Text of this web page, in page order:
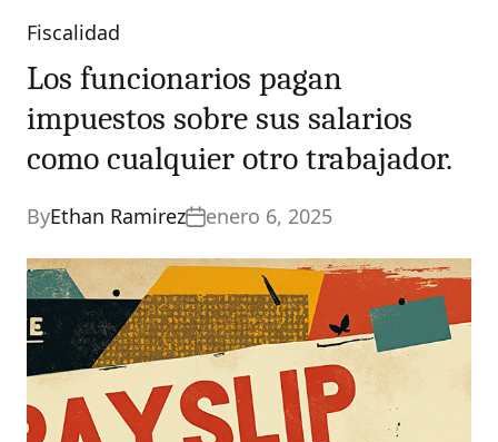
Categories
Fiscalidad
Los funcionarios pagan
impuestos sobre sus salarios
como cualquier otro trabajador.
ByEthan Ramirez enero 6, 2025